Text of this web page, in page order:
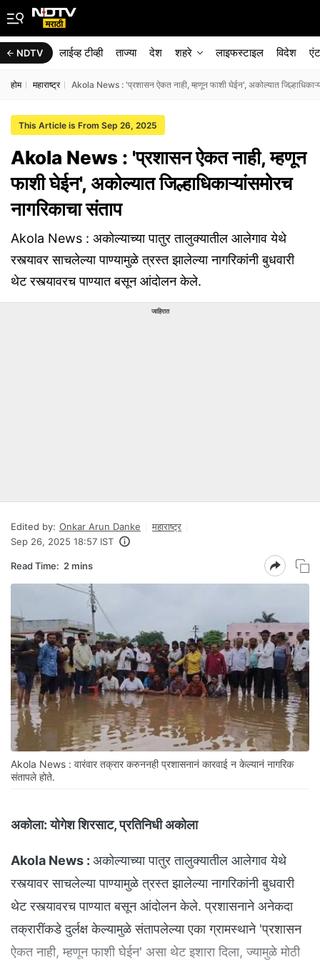
NDTV लाईव्ह टीव्ही ताज्या देश शहरे लाइफस्टाइल विदेश
होम महाराष्ट्र Akola News : 'प्रशासन ऐकत नाही, म्हणून फाशी घेईन', अकोल्यात
This Article is From Sep 26, 2025
Akola News : 'प्रशासन ऐकत नाही, म्हणून
फाशी घेईन', अकोल्यात जिल्हाधिकाऱ्यांसमोरच
नागरिकाचा संताप
Akola News : अकोल्याच्या पातुर तालुक्यातील आलेगाव येथे
रस्त्यावर साचलेल्या पाण्यामुळे त्रस्त झालेल्या नागरिकांनी बुधवारी
थेट रस्त्यावरच पाण्यात बसून आंदोलन केले.
जाहिरात
Edited by: Onkar Arun Danke
महाराष्ट्र
Sep 26, 2025 18:57 IST
Read Time: 2 mins
Akola News : वारंवार तक्रार करुननही प्रशासनानं कारवाई न केल्यानं नागरिक
संतापले होते.
अकोला: योगेश शिरसाट, प्रतिनिधी अकोला
Akola News : अकोल्याच्या पातुर तालुक्यातील आलेगाव येथे
रस्त्यावर साचलेल्या पाण्यामुळे त्रस्त झालेल्या नागरिकांनी बुधवारी
थेट रस्त्यावरच पाण्यात बसून आंदोलन केले. प्रशासनाने अनेकदा
तक्रारींकडे दुर्लक्ष केल्यामुळे संतापलेल्या एका ग्रामस्थाने 'प्रशासन
ऐकत नाही, म्हणून फाशी घेईन' असा थेट इशारा दिला, ज्यामुळे मोठी